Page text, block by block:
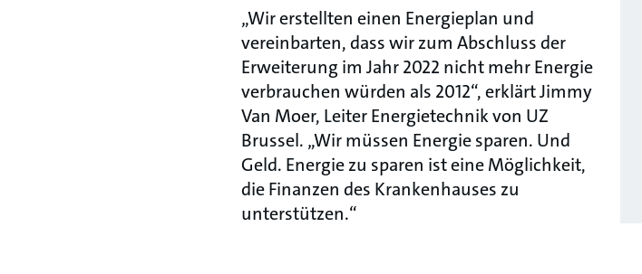
„Wir erstellten einen Energieplan und
vereinbarten, dass wir zum Abschluss der
Erweiterung im Jahr 2022 nicht mehr Energie
verbrauchen würden als 2012“, erklärt Jimmy
Van Moer, Leiter Energietechnik von UZ
Brussel. „Wir müssen Energie sparen. Und
Geld. Energie zu sparen ist eine Möglichkeit,
die Finanzen des Krankenhauses zu
unterstützen.“